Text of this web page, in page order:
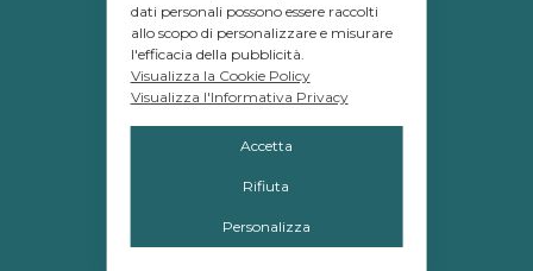
sede Legale e Amministrativa
12084 Mondovì (CN)
Piazza G.Jemina 47
C.F. e P.IVA 02809110048
Promos S.r.l.
dati personali possono essere raccolti
allo scopo di personalizzare e misurare
l'efficacia della pubblicità.
Visualizza la Cookie Policy
Visualizza l'Informativa Privacy
Accetta
Rifiuta
Personalizza